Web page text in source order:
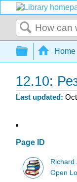
SearchHome
12.10:
Last updated
Page ID
Richard
Open